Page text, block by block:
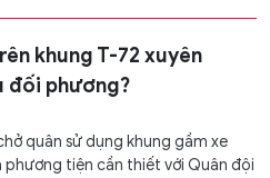
khung T-72 xuyên
đối phương?
quân sử dụng khung gầm xe
phương tiện cần thiết với Quân đội